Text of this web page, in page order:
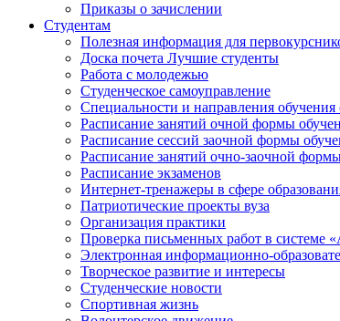
Приказы о зачислении
Студентам
Полезная информация для
Доска почета Лучшие студенты
Работа с молодежью
Студенческое самоуправление
Специальности и направления обучения
Расписание занятий очной формы
Расписание сессий заочной формы
Расписание занятий очно-заочной
Расписание экзаменов
Интернет-тренажеры в сфере
Патриотические проекты вуза
Организация практики
Проверка письменных работ в системе
Электронная информационно-
Творческое развитие и интересы
Студенческие новости
Спортивная жизнь